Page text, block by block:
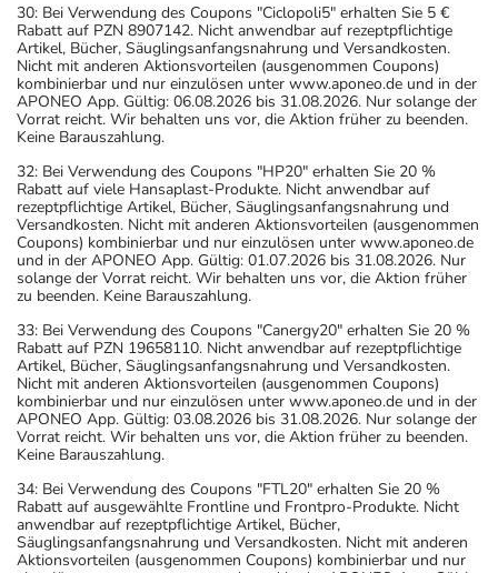
30: Bei Verwendung des Coupons "Ciclopoli5" erhalten Sie 5 €
Rabatt auf PZN 8907142. Nicht anwendbar auf rezeptpflichtige
Artikel, Bücher, Säuglingsanfangsnahrung und Versandkosten.
Nicht mit anderen Aktionsvorteilen (ausgenommen Coupons)
kombinierbar und nur einzulösen unter www.aponeo.de und in der
APONEO App. Gültig: 06.08.2026 bis 31.08.2026. Nur solange der
Vorrat reicht. Wir behalten uns vor, die Aktion früher zu beenden.
Keine Barauszahlung.
32: Bei Verwendung des Coupons "HP20" erhalten Sie 20 %
Rabatt auf viele Hansaplast-Produkte. Nicht anwendbar auf
rezeptpflichtige Artikel, Bücher, Säuglingsanfangsnahrung und
Versandkosten. Nicht mit anderen Aktionsvorteilen (ausgenommen
Coupons) kombinierbar und nur einzulösen unter www.aponeo.de
und in der APONEO App. Gültig: 01.07.2026 bis 31.08.2026. Nur
solange der Vorrat reicht. Wir behalten uns vor, die Aktion früher
zu beenden. Keine Barauszahlung.
33: Bei Verwendung des Coupons "Canergy20" erhalten Sie 20 %
Rabatt auf PZN 19658110. Nicht anwendbar auf rezeptpflichtige
Artikel, Bücher, Säuglingsanfangsnahrung und Versandkosten.
Nicht mit anderen Aktionsvorteilen (ausgenommen Coupons)
kombinierbar und nur einzulösen unter www.aponeo.de und in der
APONEO App. Gültig: 03.08.2026 bis 31.08.2026. Nur solange der
Vorrat reicht. Wir behalten uns vor, die Aktion früher zu beenden.
Keine Barauszahlung.
34: Bei Verwendung des Coupons "FTL20" erhalten Sie 20 %
Rabatt auf ausgewählte Frontline und Frontpro-Produkte. Nicht
anwendbar auf rezeptpflichtige Artikel, Bücher,
Säuglingsanfangsnahrung und Versandkosten. Nicht mit anderen
Aktionsvorteilen (ausgenommen Coupons) kombinierbar und nur